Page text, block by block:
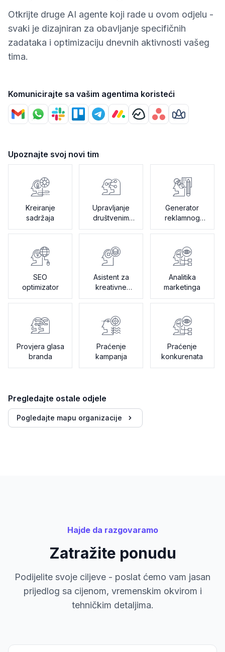
Otkrijte druge AI agente koji rade u ovom odjelu -
svaki je dizajniran za obavljanje specifičnih
zadataka i optimizaciju dnevnih aktivnosti vašeg
tima.
Komunicirajte sa vašim agentima koristeći
Upoznajte svoj novi tim
Kreiranje
sadržaja
Upravljanje
društvenim
mrežama
Generator
reklamnog
teksta
SEO
optimizator
Asistent za
kreativne
briefove
Analitika
marketinga
Provjera glasa
branda
Praćenje
kampanja
Praćenje
konkurenata
Pregledajte ostale odjele
Pogledajte mapu organizacije
Hajde da razgovaramo
Zatražite ponudu
Podijelite svoje ciljeve - poslat ćemo vam jasan
prijedlog sa cijenom, vremenskim okvirom i
tehničkim detaljima.